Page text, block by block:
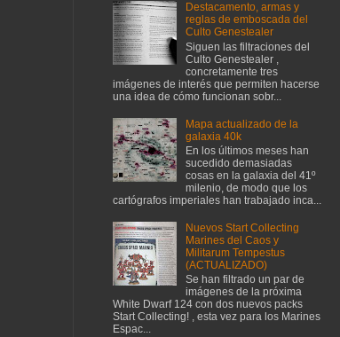
Destacamento, armas y
reglas de emboscada del
Culto Genestealer
Siguen las filtraciones del
Culto Genestealer ,
concretamente tres
imágenes de interés que permiten hacerse
una idea de cómo funcionan sobr...
Mapa actualizado de la
galaxia 40k
En los últimos meses han
sucedido demasiadas
cosas en la galaxia del 41º
milenio, de modo que los
cartógrafos imperiales han trabajado inca...
Nuevos Start Collecting
Marines del Caos y
Militarum Tempestus
(ACTUALIZADO)
Se han filtrado un par de
imágenes de la próxima
White Dwarf 124 con dos nuevos packs
Start Collecting! , esta vez para los Marines
Espac...